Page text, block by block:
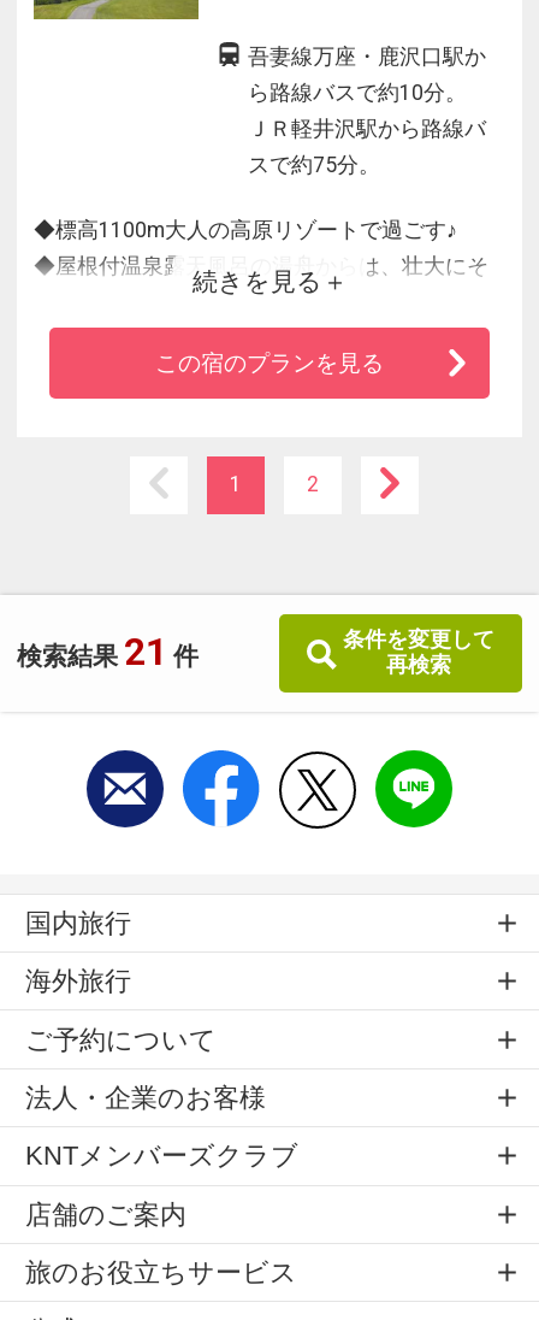
検索結果 21 件
条件を変更して
再検索
吾妻線万座・鹿沢口駅か
ら路線バスで約10分。
ＪＲ軽井沢駅から路線バ
スで約75分。
◆標高1100m大人の高原リゾートで過ごす♪
◆屋根付温泉露天風呂の湯舟からは、壮大にそ
びえる「本白根山」と悠然と佇む「浅間山」の
眺望がお楽しみ頂けます。
◆眺めの良いレストランで、料理長が工夫をこ
続きを見る
この宿のプランを見る
1 2
国内旅行
海外旅行
ご予約について
法人・企業のお客様
KNTメンバーズクラブ
店舗のご案内
旅のお役立ちサービス